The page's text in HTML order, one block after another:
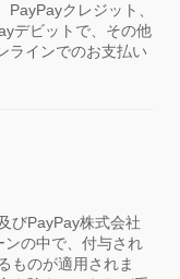
クレジット、
デビットで、その他
ラインでのお支払い
びPayPay株式会社
ンの中で、付与され
ものが適用されま